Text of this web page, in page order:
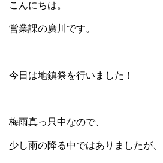
こんにちは。
営業課の廣川です。
今日は地鎮祭を行いました！
梅雨真っ只中なので、
少し雨の降る中ではありましたが、